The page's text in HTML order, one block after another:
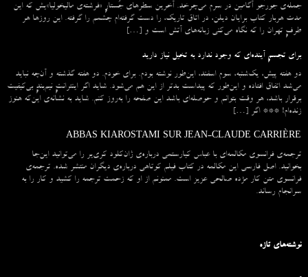
جمله‌ی جورجو آگامبن در سرم می‌چرخد. آخرین سطرهای جُستارِ «فرشته‌ی مالیخولیا»یش که این
مدت هربار کتاب برایان دیلن، در اتاق تاریک، را دست گرفته‌ام چشمم را گرفته. این روزها هر
طرفِ تهران را که نگاه می‌کنی زبانه‌های آتش است و […]
برای تجسمِ آینده‌ای که وجود ندارد به تخیل نیاز دارید
دو هفته پیش، یک‌شنبه، سوم اسفند، این‌طور نوشته بودم. برای خودم. دو هفته گذشته و آن‌چه نباید
می‌شد اتفاق افتاده و این‌طور که پیداست بدتر از این هم می‌شود. شاید اگر اینترانتِ نیم‌بندِ بی‌کیفیت
برقرار باشد، هر وقت بتوانم و حوصله‌ای باشد این صفحه را به‌روز کنم. شاید به نشانه‌ی این‌که هنوز
زنده‌ام! *** اگر […]
ABBAS KIAROSTAMI SUR JEAN-CLAUDE CARRIÈRE
ترجمه‌ی فرانسوی مکالمه‌ای با عباس کیارستمی درباره‌ی ژان‌کلود کری‌یر را می‌توانید این‌جا
بخوانید. اصل فارسی این مکالمه در کتاب فیلم کوتاهی درباره‌ی دیگران منتشر شده. ترجمه‌ی
فرانسوی متن کار مژده صالحی عزیز است. ممنونم از او که زحمت ترجمه را کشید و کار را به
سرانجام رساند.
نوشته‌های تازه